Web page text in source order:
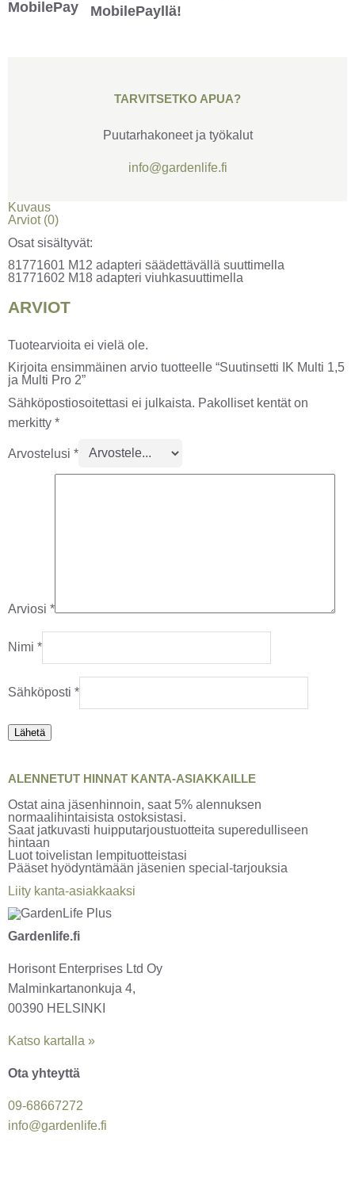
MobilePayllä!
TARVITSETKO APUA?
Puutarhakoneet ja työkalut
info@gardenlife.fi
Kuvaus
Arviot (0)
Osat sisältyvät:
81771601 M12 adapteri säädettävällä suuttimella
81771602 M18 adapteri viuhkasuuttimella
ARVIOT
Tuotearvioita ei vielä ole.
Kirjoita ensimmäinen arvio tuotteelle “Suutinsetti IK Multi 1,5
ja Multi Pro 2”
Sähköpostiosoitettasi ei julkaista. Pakolliset kentät on
merkitty *
Arvostelusi *
Arviosi *
Nimi *
Sähköposti *
ALENNETUT HINNAT KANTA-ASIAKKAILLE
Ostat aina jäsenhinnoin, saat 5% alennuksen
normaalihintaisista ostoksistasi.
Saat jatkuvasti huipputarjoustuotteita superedulliseen
hintaan
Luot toivelistan lempituotteistasi
Pääset hyödyntämään jäsenien special-tarjouksia
Liity kanta-asiakkaaksi
Gardenlife.fi
Horisont Enterprises Ltd Oy
Malminkartanonkuja 4,
00390 HELSINKI
Katso kartalla »
Ota yhteyttä
09-68667272
info@gardenlife.fi